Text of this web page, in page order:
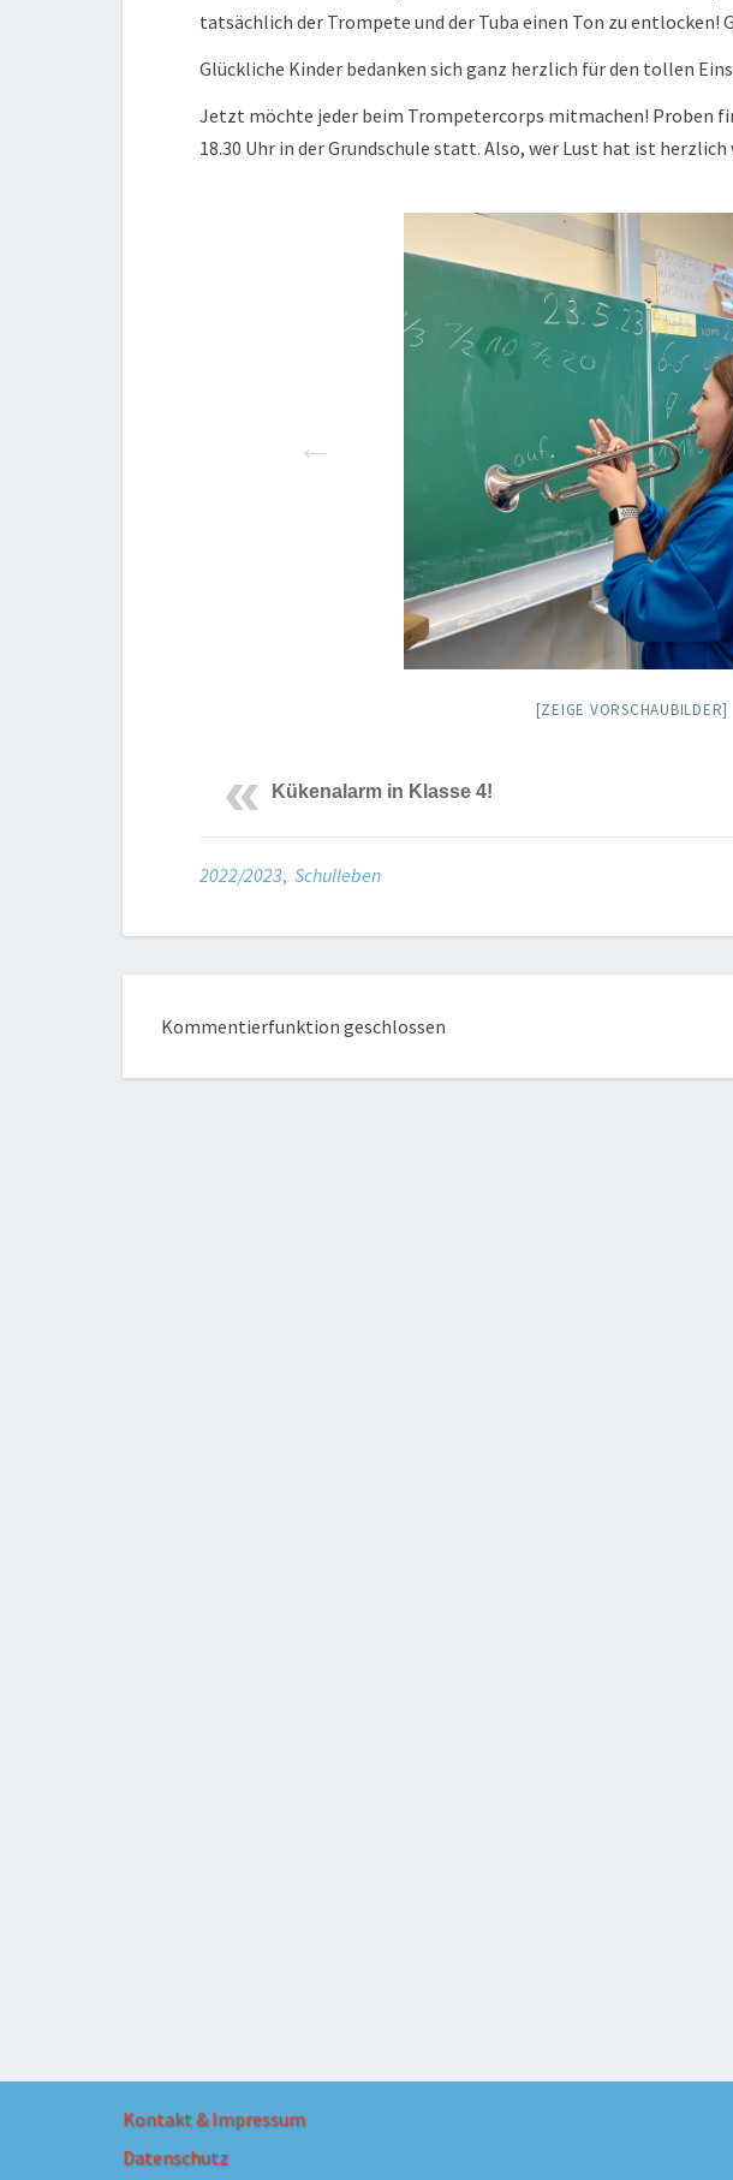
tatsächlich der Trompete und der Tuba einen Ton zu entlocken!
Glückliche Kinder bedanken sich ganz herzlich für den tollen
Jetzt möchte jeder beim Trompetercorps mitmachen! Proben
18.30 Uhr in der Grundschule statt. Also, wer Lust hat ist
[ZEIGE VORSCHAUBILDER]
Kükenalarm in Klasse 4!
2022/2023, Schulleben
Kommentierfunktion geschlossen
Kontakt & Impressum
Datenschutz